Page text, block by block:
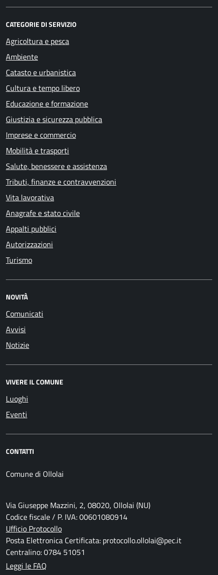
CATEGORIE DI SERVIZIO
Agricoltura e pesca
Ambiente
Catasto e urbanistica
Cultura e tempo libero
Educazione e formazione
Giustizia e sicurezza pubblica
Imprese e commercio
Mobilità e trasporti
Salute, benessere e assistenza
Tributi, finanze e contravvenzioni
Vita lavorativa
Anagrafe e stato civile
Appalti pubblici
Autorizzazioni
Turismo
NOVITÀ
Comunicati
Avvisi
Notizie
VIVERE IL COMUNE
Luoghi
Eventi
CONTATTI
Comune di Ollolai
Via Giuseppe Mazzini, 2, 08020, Ollolai (NU)
Codice fiscale / P. IVA: 00601080914
Ufficio Protocollo
Posta Elettronica Certificata: protocollo.ollolai@pec.it
Centralino: 0784 51051
Leggi le FAQ